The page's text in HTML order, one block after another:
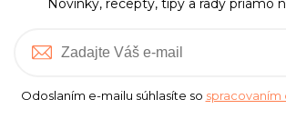
Novinky, recepty, tipy a rady priamo
Odoslaním e-mailu súhlasíte so spracovaním